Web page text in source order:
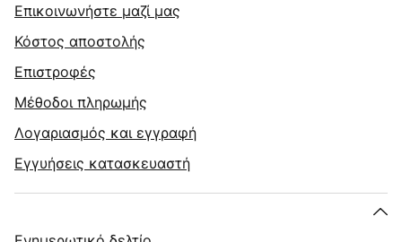
Επικοινωνήστε μαζί μας
Κόστος αποστολής
Επιστροφές
Μέθοδοι πληρωμής
Λογαριασμός και εγγραφή
Εγγυήσεις κατασκευαστή